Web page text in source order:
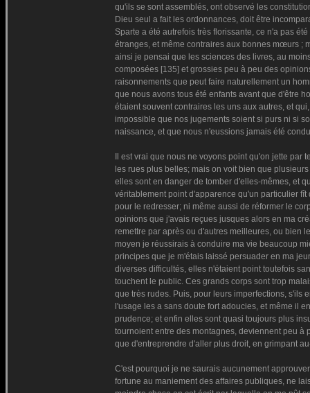
qu'ils se sont assemblés, ont observé les
Dieu seul a fait les ordonnances, doit être
Sparte a été autrefois très florissante, ce n'a pas
étranges, et même contraires aux bonnes mœurs ;
ainsi je pensai que les sciences des livres, au
composées [135] et grossies peu à peu des
raisonnements que peut faire naturellement un
que nous avons tous été enfants avant que d'être
étaient souvent contraires les uns aux autres, et
impossible que nos jugements soient si purs ni si
naissance, et que nous n'eussions jamais été
Il est vrai que nous ne voyons point qu'on jette
les rues plus belles; mais on voit bien que
elles sont en danger de tomber d'elles-mêmes, et
véritablement point d'apparence qu'un particulier
pour le redresser; ni même aussi de réformer le
opinions que j'avais reçues jusques alors en ma
remettre par après ou d'autres meilleures, ou bien
moyen je réussirais à conduire ma vie beaucoup
principes que je m'étais laissé persuader en ma
diverses difficultés, elles n'étaient point toutefois
touchent le public. Ces grands corps sont trop
que très rudes. Puis, pour leurs imperfections, s'ils
l'usage les a sans doute fort adoucies, et même il
prudence; et enfin elles sont quasi toujours plus
tournoient entre des montagnes, deviennent peu à
que d'entreprendre d'aller plus droit, en grimpant
C'est pourquoi je ne saurais aucunement
fortune au maniement des affaires publiques, ne